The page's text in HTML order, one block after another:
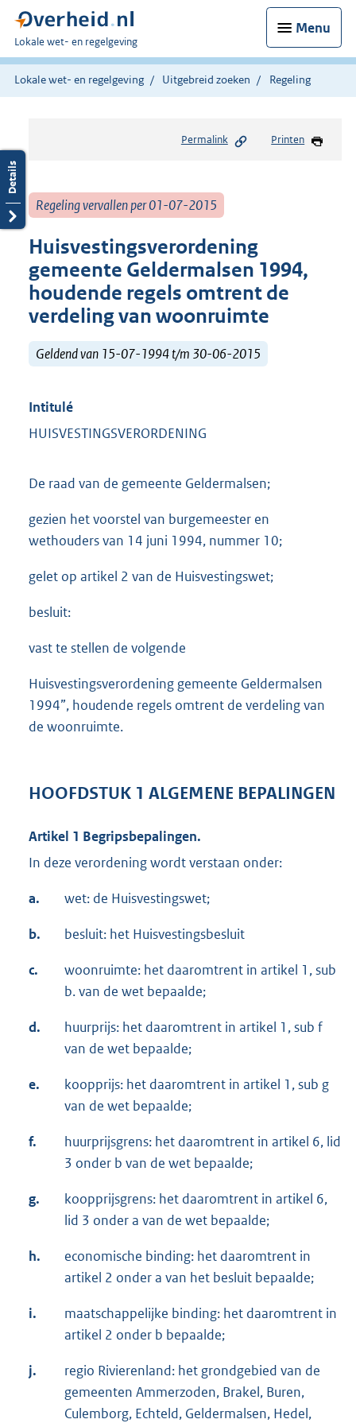
Menu
U
bent
hier:
Lokale wet- en regelgeving
Lokale wet- en regelgeving Uitgebreid zoeken Regeling
Permalink Printen
Regeling vervallen per 01-07-2015
Huisvestingsverordening
gemeente Geldermalsen 1994,
houdende regels omtrent de
verdeling van woonruimte
Geldend van 15-07-1994 t/m 30-06-2015
Intitulé
HUISVESTINGSVERORDENING
De raad van de gemeente Geldermalsen;
gezien het voorstel van burgemeester en
wethouders van 14 juni 1994, nummer 10;
gelet op artikel 2 van de Huisvestingswet;
besluit:
vast te stellen de volgende
Huisvestingsverordening gemeente Geldermalsen
1994”, houdende regels omtrent de verdeling van
de woonruimte.
HOOFDSTUK 1 ALGEMENE BEPALINGEN
Artikel 1 Begripsbepalingen.
In deze verordening wordt verstaan onder:
a. wet: de Huisvestingswet;
b. besluit: het Huisvestingsbesluit
c.
woonruimte: het daaromtrent in artikel 1, sub
b. van de wet bepaalde;
d.
huurprijs: het daaromtrent in artikel 1, sub f
van de wet bepaalde;
e.
koopprijs: het daaromtrent in artikel 1, sub g
van de wet bepaalde;
f.
huurprijsgrens: het daaromtrent in artikel 6, lid
3 onder b van de wet bepaalde;
g.
koopprijsgrens: het daaromtrent in artikel 6,
lid 3 onder a van de wet bepaalde;
h.
economische binding: het daaromtrent in
artikel 2 onder a van het besluit bepaalde;
i.
maatschappelijke binding: het daaromtrent in
artikel 2 onder b bepaalde;
j.
regio Rivierenland: het grondgebied van de
gemeenten Ammerzoden, Brakel, Buren,
Culemborg, Echteld, Geldermalsen, Hedel,